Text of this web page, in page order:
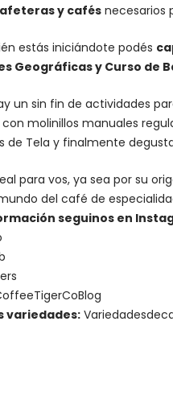
ycafés necesarios
estás iniciándote podés
Geográficas y Curso de
un sin fin de actividades
molinillos manuales
de Tela y finalmente
para vos, ya sea por su
del café de
seguinos en
variedades: